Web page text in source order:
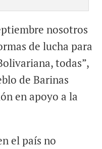
nosotros
de lucha para
todas”,
de Barinas
en apoyo a la
el país no